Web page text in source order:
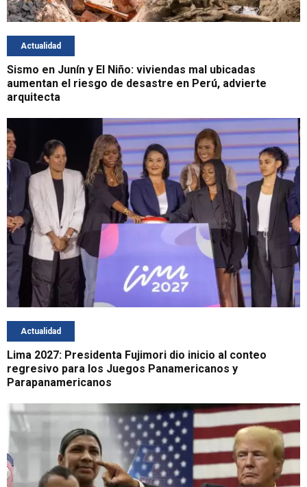
Actualidad
Sismo en Junín y El Niño: viviendas mal ubicadas
aumentan el riesgo de desastre en Perú, advierte
arquitecta
Actualidad
Lima 2027: Presidenta Fujimori dio inicio al conteo
regresivo para los Juegos Panamericanos y
Parapanamericanos